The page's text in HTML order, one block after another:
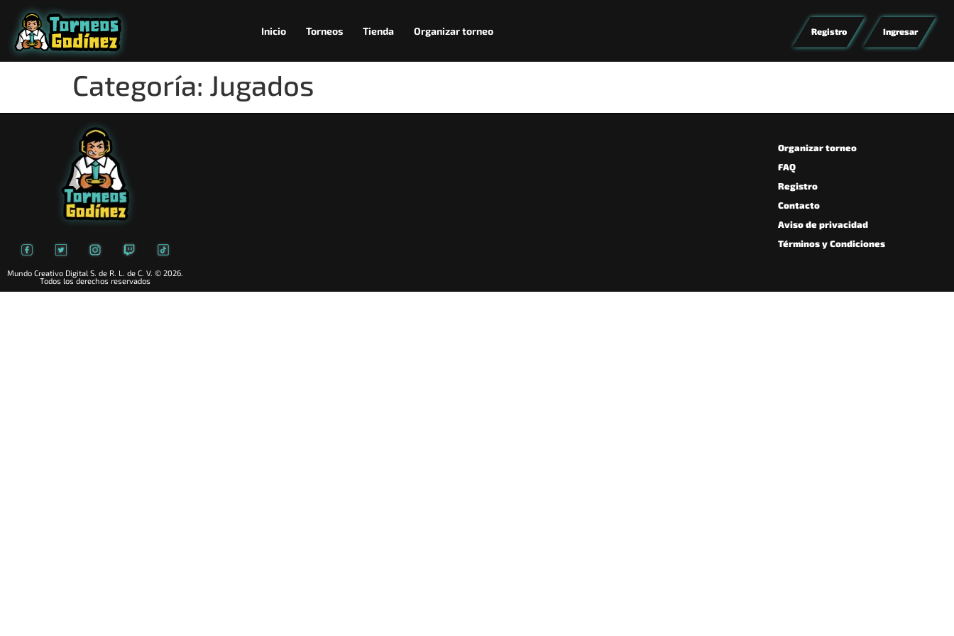
Inicio Torneos Tienda Organizar torneo Registro Ingresar
Categoría: Jugados
Mundo Creativo Digital S. de R. L. de C. V. © 2026.
Todos los derechos reservados
Organizar torneo
FAQ
Registro
Contacto
Aviso de privacidad
Términos y Condiciones